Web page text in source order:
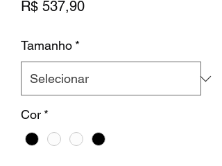
R$ 537,90Preço
Tamanho *
Cor *